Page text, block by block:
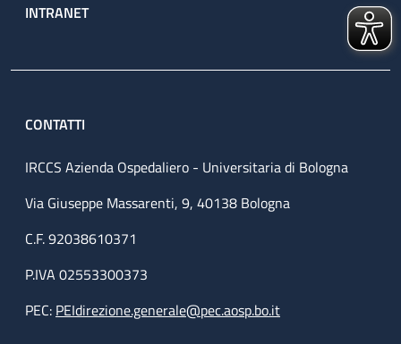
INTRANET
CONTATTI
IRCCS Azienda Ospedaliero - Universitaria di Bologna
Via Giuseppe Massarenti, 9, 40138 Bologna
C.F. 92038610371
P.IVA 02553300373
PEC: PEIdirezione.generale@pec.aosp.bo.it